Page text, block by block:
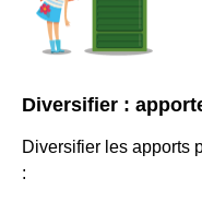
Diversifier :
Diversifier les apports
: